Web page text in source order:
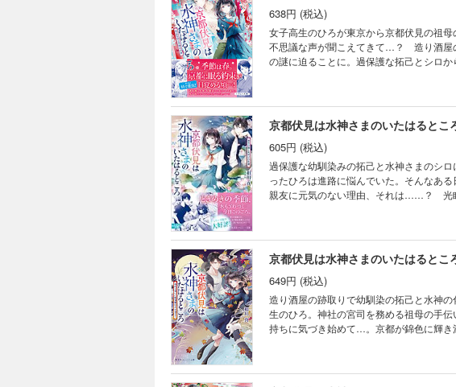
638円 (税込)
女子高生のひろが東京から京都伏見の祖
不思議な声が聞こえてきて…？ 造り酒屋
の謎に迫ることに。過保護な拓己とシロ
京都伏見は水神さまのいたはると
605円 (税込)
過保護な幼馴染みの拓己と水神さまのシ
ったひろは進路に悩んでいた。そんなあ
親友に元気のない理由、それは……？ 光
京都伏見は水神さまのいたはると
649円 (税込)
造り酒屋の跡取りで幼馴染の拓己と水神
生のひろ。神社の宮司を務める祖母の手
持ちに気づき始めて…。京都が錦色に輝